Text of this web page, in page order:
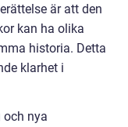
är att den
kan ha olika
historia. Detta
klarhet i
nya